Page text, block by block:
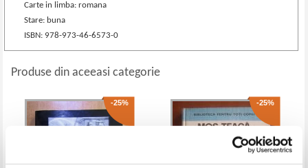
Carte in limba: romana
Stare: buna
ISBN: 978-973-46-6573-0
Produse din aceeasi categorie
-25% -25%